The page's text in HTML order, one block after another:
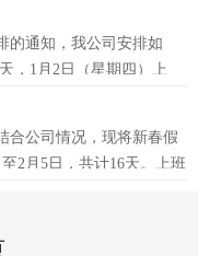
的通知，我公司安排如
，1月2日（星期四）上
合公司情况，现将新春假
2月5日，共计16天。上班